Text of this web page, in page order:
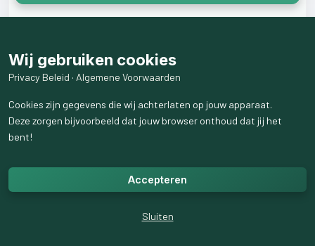
Wij gebruiken cookies
Privacy Beleid · Algemene Voorwaarden
Cookies zijn gegevens die wij achterlaten op jouw apparaat.
Deze zorgen bijvoorbeeld dat jouw browser onthoud dat jij het
bent!
Accepteren
Sluiten